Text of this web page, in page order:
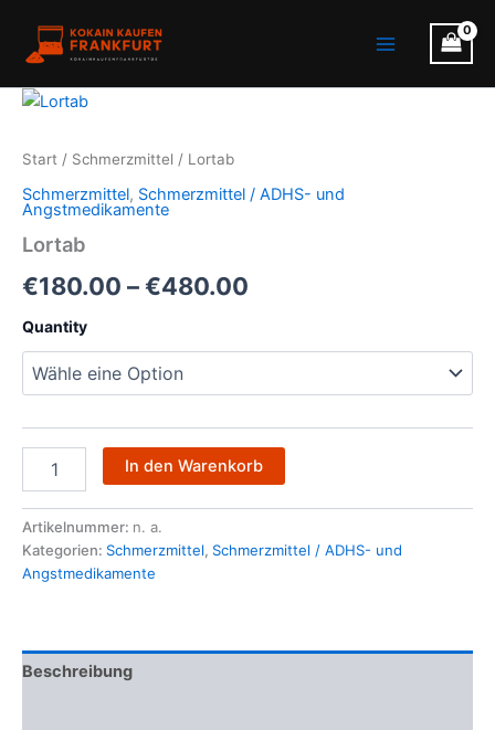
Inhalt
springen
Menu
Start / Schmerzmittel / Lortab
Schmerzmittel, Schmerzmittel / ADHS- und
Angstmedikamente
Lortab
€180.00 –€480.00
bis
Quantity
Lortab
In den Warenkorb
Artikelnummer: n. a.
Kategorien: Schmerzmittel, Schmerzmittel / ADHS- und
Angstmedikamente
Beschreibung